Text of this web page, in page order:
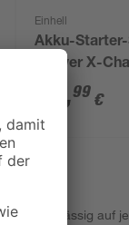
Einhell
Akku-
'Power X-
Ladegerät
18 V 2,5 Ah
,99 €
du zuverlässig auf